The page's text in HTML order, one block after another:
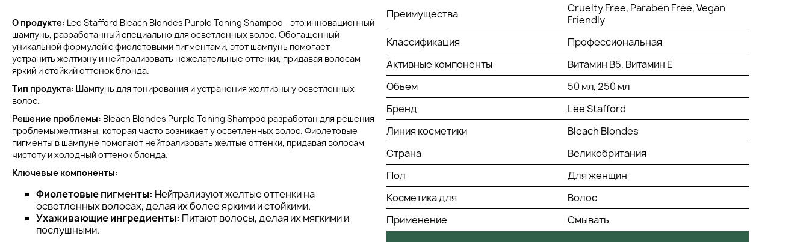
О продукте: Lee Stafford Bleach Blondes Purple Toning Shampoo - это инновационный
шампунь, разработанный специально для осветленных волос. Обогащенный
уникальной формулой с фиолетовыми пигментами, этот шампунь помогает
устранить желтизну и нейтрализовать нежелательные оттенки, придавая волосам
яркий и стойкий оттенок блонда.
Тип продукта: Шампунь для тонирования и устранения желтизны у осветленных
волос.
Решение проблемы: Bleach Blondes Purple Toning Shampoo разработан для решения
проблемы желтизны, которая часто возникает у осветленных волос. Фиолетовые
пигменты в шампуне помогают нейтрализовать желтые оттенки, придавая волосам
чистоту и холодный оттенок блонда.
Ключевые компоненты:
Фиолетовые пигменты: Нейтрализуют желтые оттенки на
осветленных волосах, делая их более яркими и стойкими.
Ухаживающие ингредиенты: Питают волосы, делая их мягкими и
послушными.
Преимущества
Cruelty Free, Paraben Free, Vegan
Friendly
Классификация
Профессиональная
Активные компоненты
Витамин В5, Витамин Е
Объем
50 мл, 250 мл
Бренд
Lee Stafford
Линия косметики
Bleach Blondes
Страна
Великобритания
Пол
Для женщин
Косметика для
Волос
Применение
Смывать